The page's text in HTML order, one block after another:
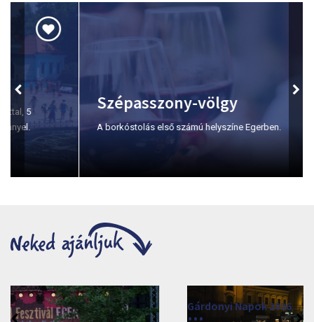
Szépasszony-völgy
A borkóstolás első számú helyszíne Egerben.
Gárdonyi Napok 2026